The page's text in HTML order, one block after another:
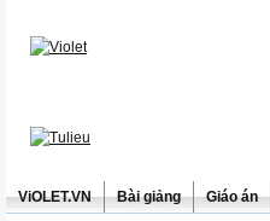
ViOLET.VN Bài giảng Giáo án